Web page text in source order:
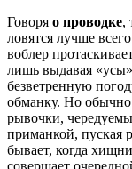
Говоря о проводке,
ловятся лучше
воблер
лишь выдавая
безветренную
обманку. Но обычно
рывочки,
приманкой, пуская
бывает, когда
совершает